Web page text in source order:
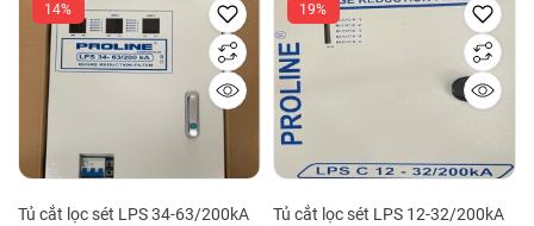
14%
Tủ cắt lọc sét LPS 34-63/200kA
19%
Tủ cắt lọc sét LPS 12-32/200kA